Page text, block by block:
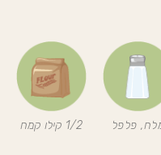
פלפל 1/2 קילו קמח